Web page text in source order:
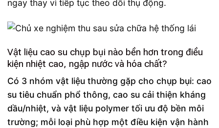
ngay thay vì tiếp tục theo dõi thụ động.
Vật liệu cao su chụp bụi nào bền hơn trong điều
kiện nhiệt cao, ngập nước và hóa chất?
Có 3 nhóm vật liệu thường gặp cho chụp bụi: cao
su tiêu chuẩn phổ thông, cao su cải thiện kháng
dầu/nhiệt, và vật liệu polymer tối ưu độ bền môi
trường; mỗi loại phù hợp một điều kiện vận hành